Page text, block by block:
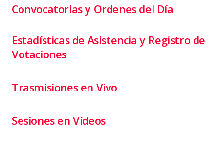
Convocatorias y Ordenes del Día
Estadísticas de Asistencia y Registro de
Votaciones
Trasmisiones en Vivo
Sesiones en Vídeos